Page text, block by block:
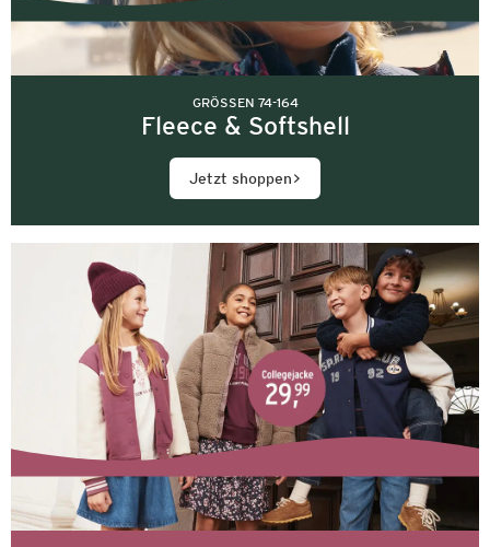
GRÖSSEN 74-164
Fleece & Softshell
Jetzt shoppen